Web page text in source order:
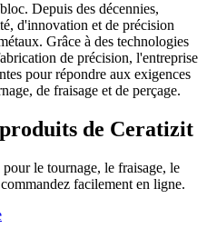
Depuis des décennies,
d'innovation et de précision
Grâce à des technologies
de précision, l'entreprise
pour répondre aux exigences
de fraisage et de perçage.
de Ceratizit
le tournage, le fraisage, le
facilement en ligne.